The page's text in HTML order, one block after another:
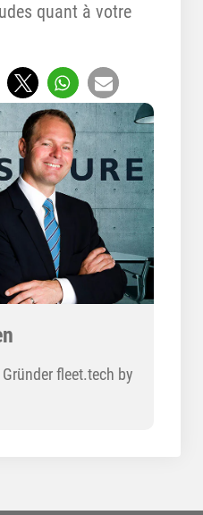
quant à votre
fleet.tech by